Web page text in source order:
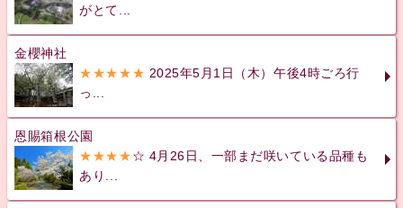
がとて...
金櫻神社
★★★★★ 2025年5月1日（木）午後4時ごろ行
っ...
恩賜箱根公園
★★★★☆ 4月26日、一部まだ咲いている品種も
あり...